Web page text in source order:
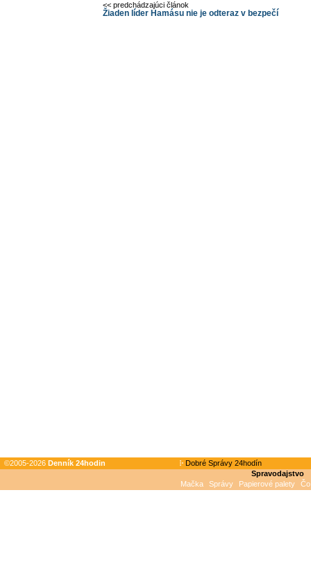
<< predchádzajúci článok
Žiaden líder Hamásu nie je odteraz v bezpečí
©2005-2026 Denník 24hodin
Dobré Správy 24hodín
Spravodajstvo
Mačka
Správy Papierové palety